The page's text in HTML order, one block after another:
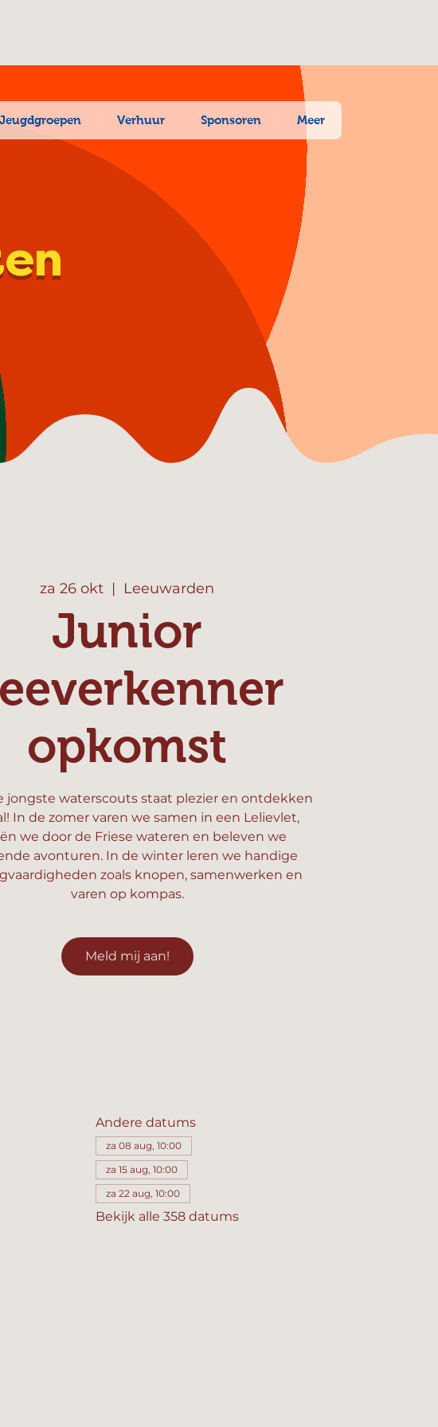
Jeugdgroepen Verhuur Sponsoren Meer
za 26 okt
  |
Leeuwarden
Junior
opkomst
jongste waterscouts staat plezier en ontdekken
In de zomer varen we samen in een Lelievlet,
we door de Friese wateren en beleven we
avonturen. In de winter leren we handige
zoals knopen, samenwerken en
varen op kompas.
Meld mij aan!
Andere datums
za 08 aug, 10:00
za 15 aug, 10:00
za 22 aug, 10:00
Bekijk alle 358 datums